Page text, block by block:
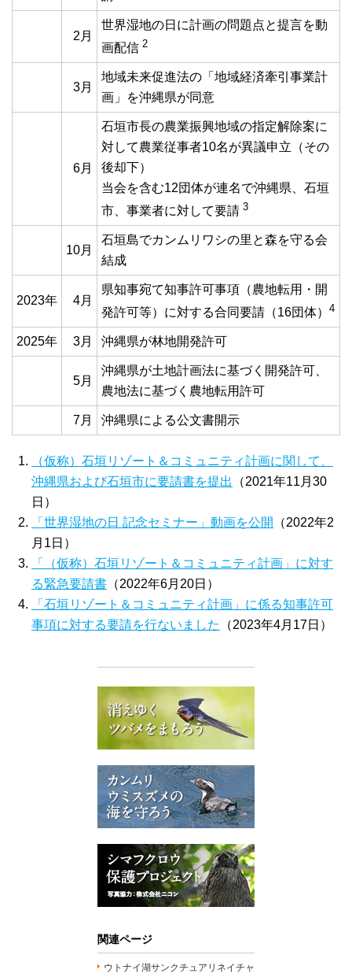
2月
世界湿地の日に計画の問題点と提言を動
画配信 2
3月
地域未来促進法の「地域経済牽引事業計
画」を沖縄県が同意
6月
石垣市長の農業振興地域の指定解除案に
対して農業従事者10名が異議申立（その
後却下）
当会を含む12団体が連名で沖縄県、石垣
市、事業者に対して要請 3
10月
石垣島でカンムリワシの里と森を守る会
結成
2023年 4月
県知事宛て知事許可事項（農地転用・開
発許可等）に対する合同要請（16団体） 4
2025年 3月 沖縄県が林地開発許可
5月
沖縄県が土地計画法に基づく開発許可、
農地法に基づく農地転用許可
7月 沖縄県による公文書開示
（仮称）石垣リゾート＆コミュニティ計画に関して、
沖縄県および石垣市に要請書を提出
（2021年11月30
日）
「世界湿地の日 記念セミナー」動画を公開
（2022年2
月1日）
「（仮称）石垣リゾート＆コミュニティ計画」に対す
る緊急要請書 （2022年6月20日）
「石垣リゾート＆コミュニティ計画」に係る知事許可
事項に対する要請を行ないました
（2023年4月17日）
関連ページ
ウトナイ湖サンクチュアリネイチャ